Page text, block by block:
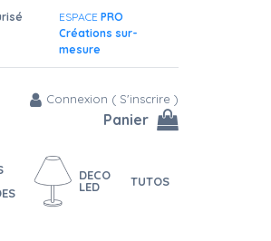
ESPACE PRO
Créations sur-
mesure
Connexion ( S'inscrire )
Panier
DECO
LED
TUTOS